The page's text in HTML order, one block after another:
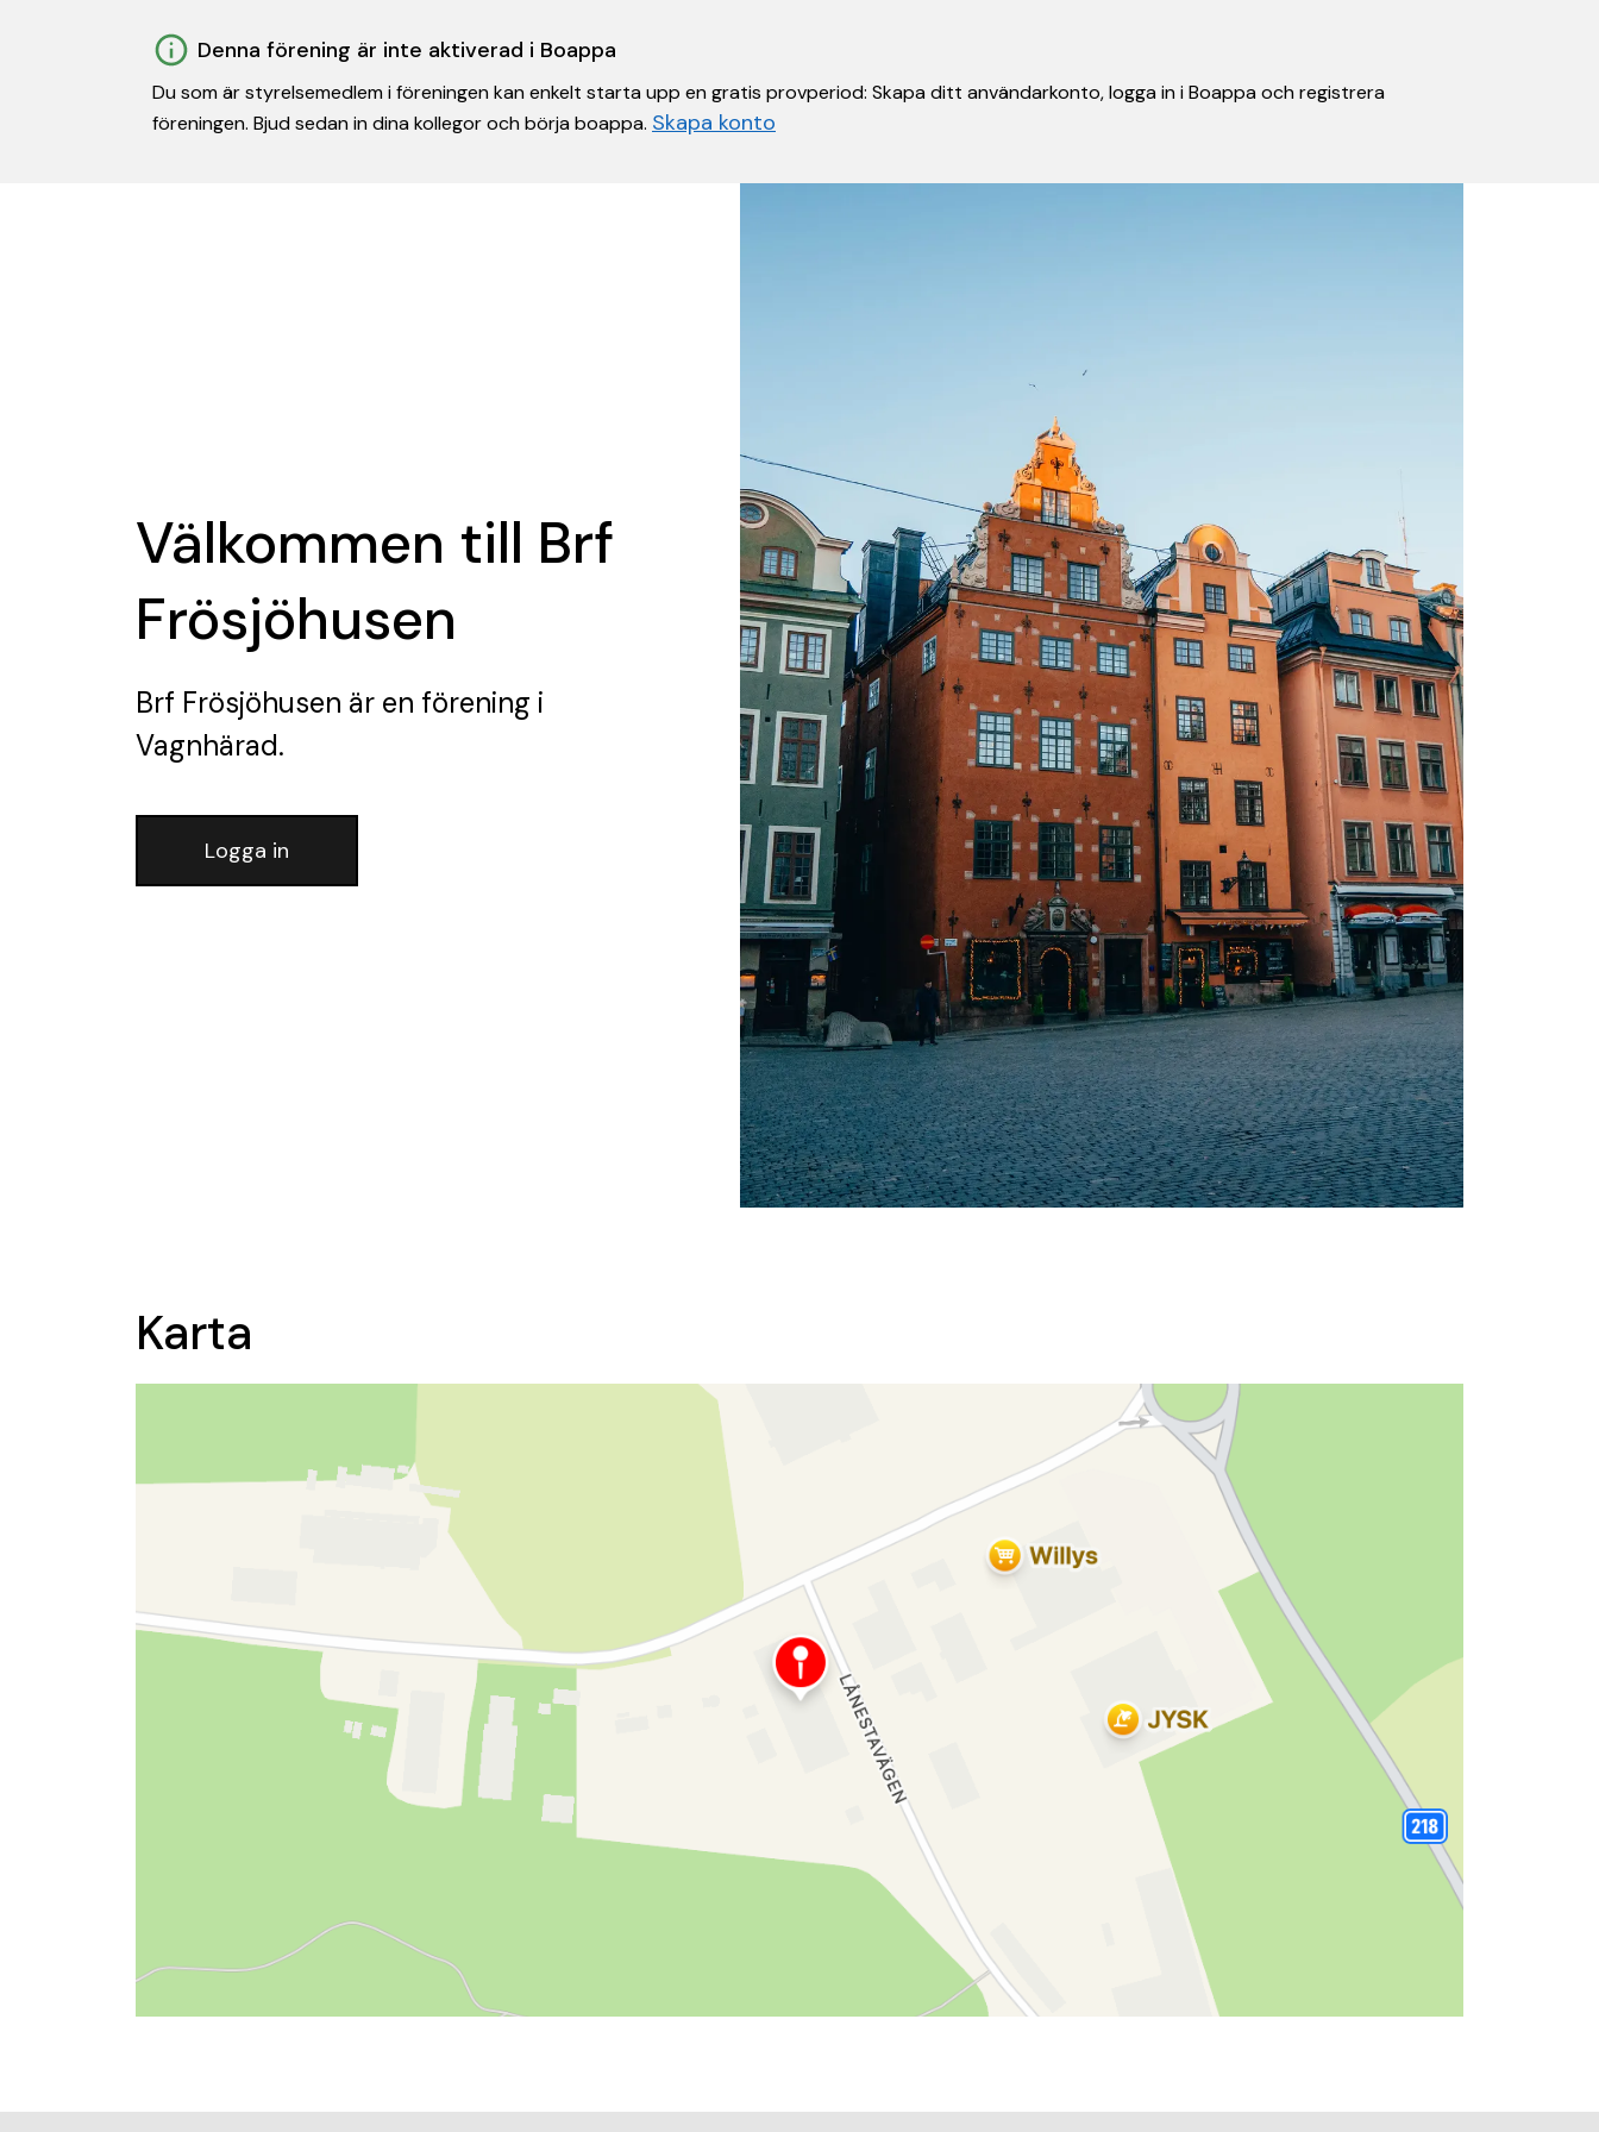
Denna förening är inte aktiverad i Boappa
Du som är styrelsemedlem i föreningen kan enkelt starta upp en gratis provperiod: Skapa ditt användarkonto, logga in i Boappa och registrera
föreningen. Bjud sedan in dina kollegor och börja boappa. Skapa konto
Välkommen till Brf
Frösjöhusen
Brf Frösjöhusen är en förening i
Vagnhärad.
Logga in
Karta